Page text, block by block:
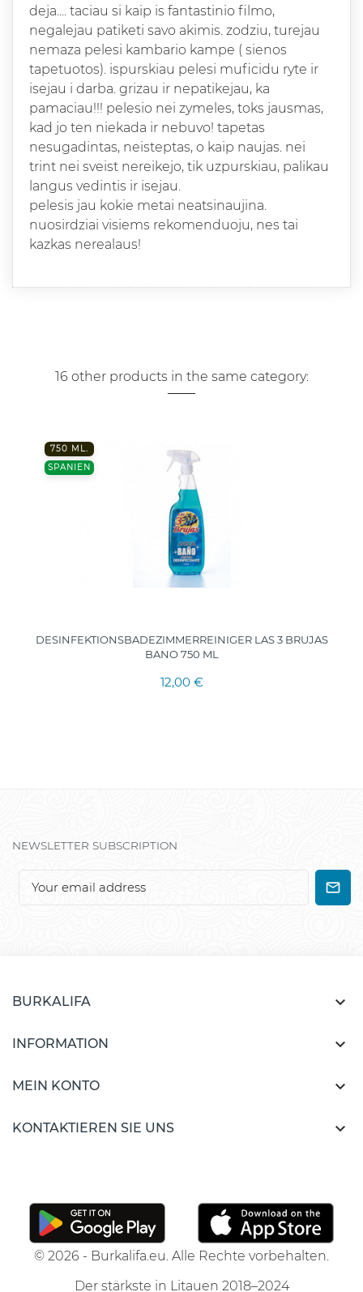
deja.... taciau si kaip is fantastinio filmo,
negalejau patiketi savo akimis. zodziu, turejau
nemaza pelesi kambario kampe ( sienos
tapetuotos). ispurskiau pelesi muficidu ryte ir
isejau i darba. grizau ir nepatikejau, ka
pamaciau!!! pelesio nei zymeles, toks jausmas,
kad jo ten niekada ir nebuvo! tapetas
nesugadintas, neisteptas, o kaip naujas. nei
trint nei sveist nereikejo, tik uzpurskiau, palikau
langus vedintis ir isejau.
pelesis jau kokie metai neatsinaujina.
nuosirdziai visiems rekomenduoju, nes tai
kazkas nerealaus!
16 other products in the same category:
750 ML.
SPANIEN
DESINFEKTIONSBADEZIMMERREINIGER LAS 3 BRUJAS
BANO 750 ML
12,00 €
NEWSLETTER SUBSCRIPTION
BURKALIFA 
INFORMATION 
MEIN KONTO 
KONTAKTIEREN SIE UNS 
© 2026 - Burkalifa.eu. Alle Rechte vorbehalten.
Der stärkste in Litauen 2018–2024